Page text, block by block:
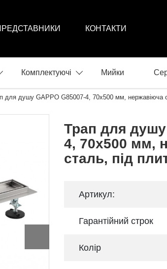
КОНТАКТИ
Комплектуючі Мийки
для душу GAPPO G85007-4, 70х500 мм, нержавіюча
Трап для душу
4, 70х500 мм,
сталь, під
Артикул:
Гарантійний строк
Колір